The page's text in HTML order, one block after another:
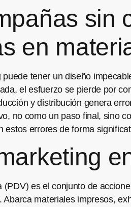
sin
en
tener un diseño
el esfuerzo se pierde por
y distribución genera
no como un paso final, sino
estos errores de forma
(PDV) es el conjunto de
materiales impresos,